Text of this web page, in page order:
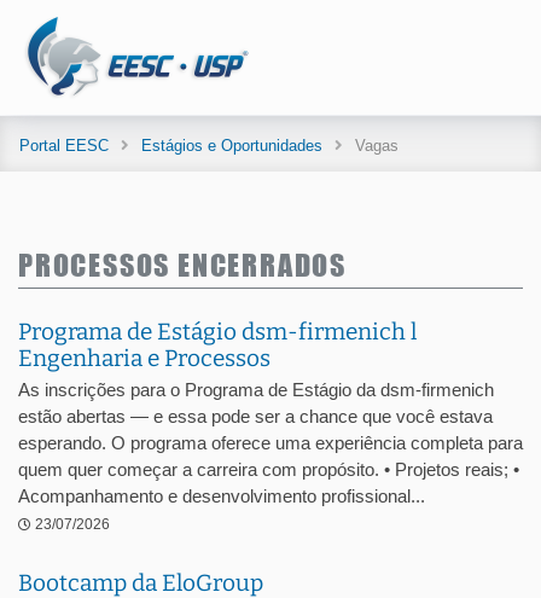
Portal EESC Estágios e Oportunidades Vagas
PROCESSOS ENCERRADOS
Programa de Estágio dsm-firmenich l
Engenharia e Processos
As inscrições para o Programa de Estágio da dsm-firmenich
estão abertas — e essa pode ser a chance que você estava
esperando. O programa oferece uma experiência completa para
quem quer começar a carreira com propósito. • Projetos reais; •
Acompanhamento e desenvolvimento profissional...
23/07/2026
Bootcamp da EloGroup